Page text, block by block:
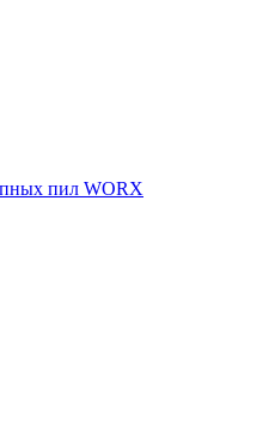
пил WORX